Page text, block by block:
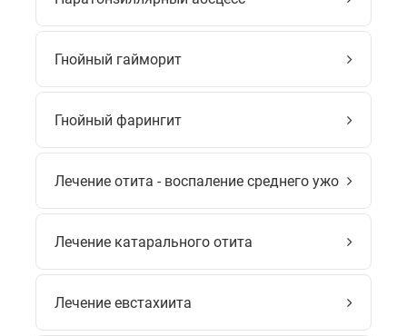
Гнойный гайморит
Гнойный фарингит
Лечение отита - воспаление среднего ужо
Лечение катарального отита
Лечение евстахиита